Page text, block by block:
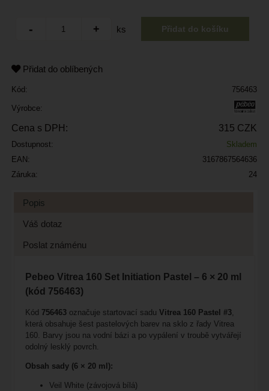
ks
Přidat do oblíbených
Kód: 756463
Výrobce:
Cena s DPH: 315 CZK
Dostupnost:
Skladem
EAN:
3167867564636
Záruka:
24
Popis
Váš dotaz
Poslat známénu
Pebeo Vitrea 160 Set Initiation Pastel – 6 × 20 ml
(kód 756463)
Kód 756463označuje startovací sadu Vitrea 160 Pastel #3,
která obsahuje šest pastelových barev na sklo z řady Vitrea
160. Barvy jsou na vodní bázi a po vypálení v troubě vytvářejí
odolný lesklý povrch.
Obsah sady (6 × 20 ml):
Veil White (závojová bílá)